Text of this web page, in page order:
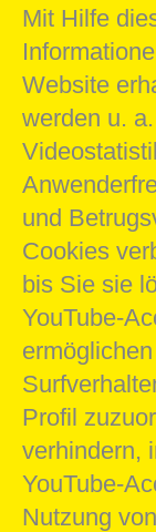
Mit Hilfe
Website
werden u.
und
Cookies
bis Sie sie
YouTube-
Profil
verhindern,
YouTube-
Nutzung